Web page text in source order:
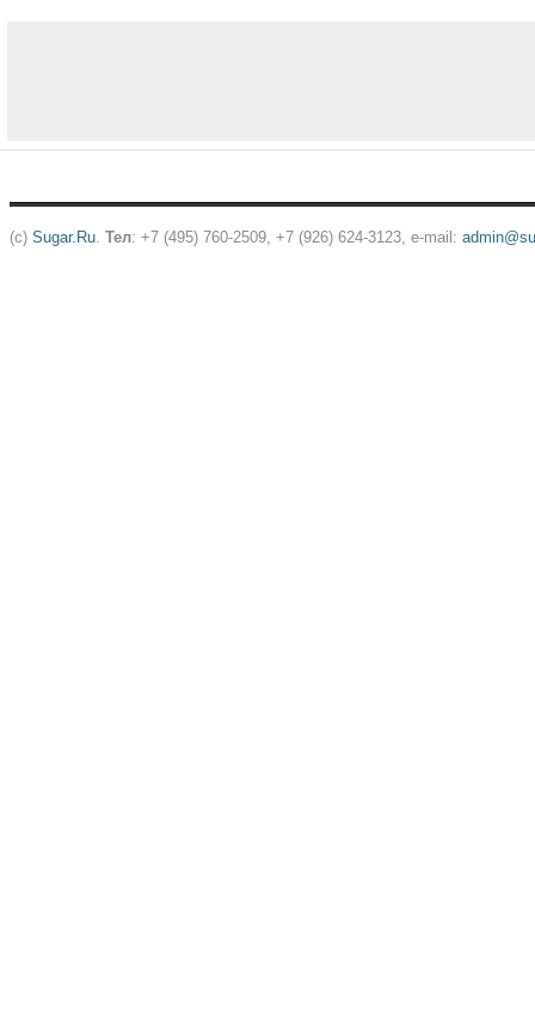
(c) Sugar.Ru. Тел: +7 (495) 760-2509, +7 (926) 624-3123, e-mail: